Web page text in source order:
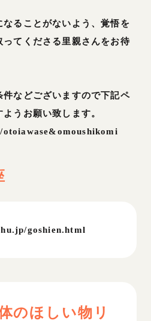
ることがないよう、覚悟を
てくださる里親さんをお待
件などございますので下記ペ
うお願い致します。
goshien.html
のほしい物リ